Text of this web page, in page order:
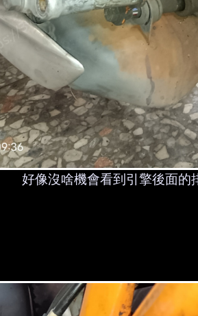
好像沒啥機會看到引擎後面的